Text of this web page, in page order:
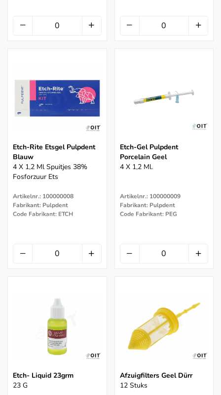
Etch-Rite Etsgel Pulpdent
Blauw
4 X 1,2 Ml Spuitjes 38%
Fosforzuur Ets
Artikelnr.: 100000008
Fabrikant: Pulpdent
Code Fabrikant: ETCH
Etch-Gel Pulpdent
Porcelain Geel
4 X 1,2 Ml.
Artikelnr.: 100000009
Fabrikant: Pulpdent
Code Fabrikant: PEG
Etch- Liquid 23grm
23 G
Afzuigfilters Geel Dürr
12 Stuks